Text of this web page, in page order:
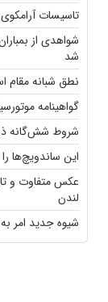
تاسیسات
شواهدی از
شد
نطق شبانه مقام
گواهینامه
شروط شش‌گانه
این ساندویچ‌ها
عکس متفاوت و
لندن
شیوه جدید امر